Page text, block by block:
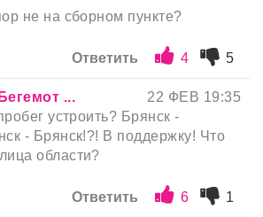
не на сборном пункте?
Ответить 4 5
...
22 ФЕВ 19:35
устроить? Брянск -
- Брянск!?! В поддержку! Что
области?
Ответить 6 1